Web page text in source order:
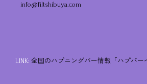
info@filtshibuya.com
LINK: 全国のハプニングバー情報「ハプバー